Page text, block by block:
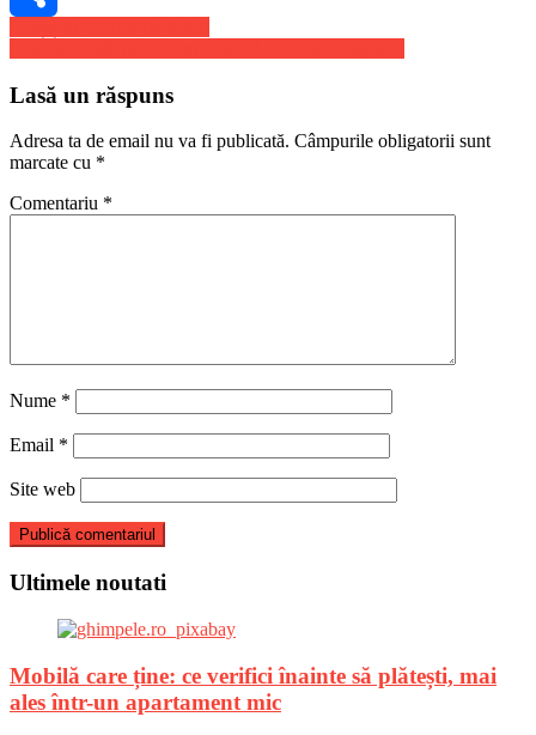
Share
Navigare
în
articole
Lasă un răspuns
Adresa ta de email nu va fi publicată. Câmpurile obligatorii sunt
marcate cu *
Comentariu *
Nume *
Email *
Site web
Ultimele noutati
Mobilă care ține: ce verifici înainte să plătești, mai
ales într-un apartament mic